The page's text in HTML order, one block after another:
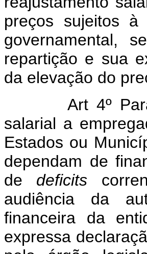
preços sujeitos à
governamental,
repartição e sua
da elevação do
Art 4º
salarial a
Estados ou
dependam de
de deficits
audiência da
financeira da
expressa